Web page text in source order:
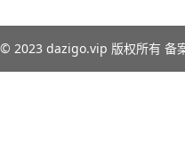
© 2023 dazigo.vip 版权所有 备